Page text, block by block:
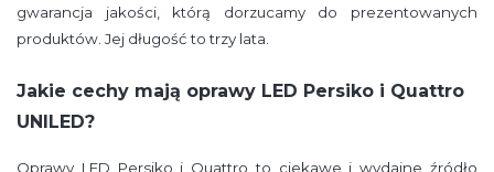
gwarancja jakości, którą dorzucamy do prezentowanych
produktów. Jej długość to trzy lata.
Jakie cechy mają oprawy LED Persiko i Quattro
UNILED?
Oprawy LED Persiko i Quattro to ciekawe i wydajne źródło